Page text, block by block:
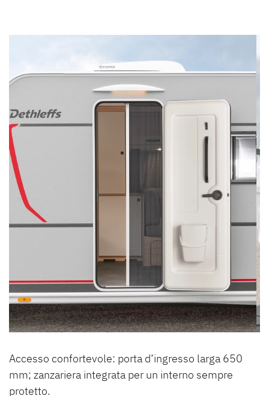
Accesso confortevole: porta d’ingresso larga 650
mm; zanzariera integrata per un interno sempre
protetto.